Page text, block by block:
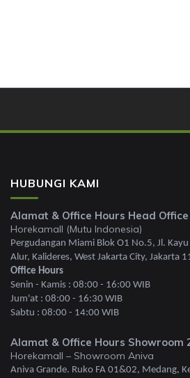
HUBUNGI KAMI
Alamat & Office Hours Head
Horekamall (Mutu Indonesia)
Pergudangan Miami Blok O1 No.5, Jl.
Alur, Kalideres, West Jakarta City, Jakarta
Office Hours
Senin - Kamis : 08:00 - 16:00 WIB
Jum'at : 08:00 - 16:30 WIB
Sabtu : 08:00 - 14:00 WIB
Alamat & Office Hours Showroom
Horekamall – Showroom Aniva
Aniva Grande. Ruko FA 01&02, Medang,